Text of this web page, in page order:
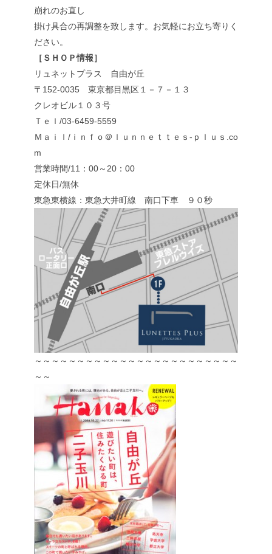
崩れのお直し
掛け具合の再調整を致します。お気軽にお立ち寄りく
ださい。
［ＳＨＯＰ情報］
リュネットプラス 自由が丘
〒152-0035 東京都目黒区１－７－１３
クレオビル１０３号
Ｔｅｌ/03-6459-5559
Ｍａｉｌ/ｉｎｆｏ＠ｌｕｎｎｅｔｔｅｓ-ｐｌｕｓ.co
m
営業時間/11：00～20：00
定休日/無休
東急東横線：東急大井町線 南口下車 ９０秒
～～～～～～～～～～～～～～～～～～～～～～～～
～～